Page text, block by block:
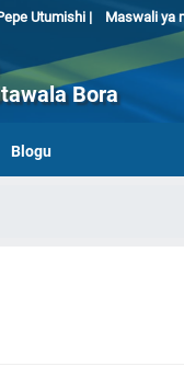
Maswali ya
Utumishi |
Bora
Blogu